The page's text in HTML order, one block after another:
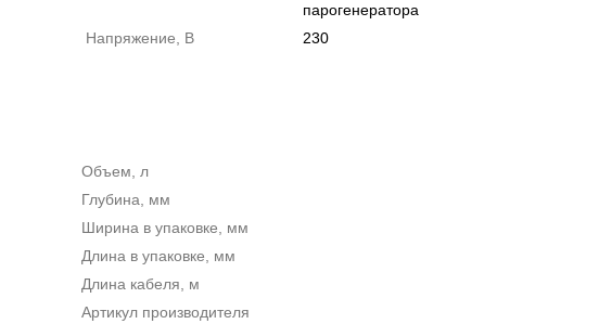
парогенератора
Напряжение, В 230
Объем, л
Глубина, мм
Ширина в упаковке, мм
Длина в упаковке, мм
Длина кабеля, м
Артикул производителя